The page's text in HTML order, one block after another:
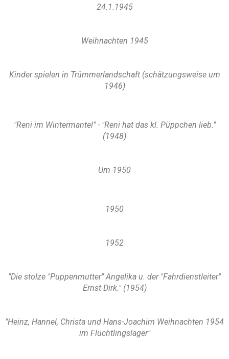
24.1.1945
Weihnachten 1945
Kinder spielen in Trümmerlandschaft (schätzungsweise um
1946)
"Reni im Wintermantel" - "Reni hat das kl. Püppchen lieb."
(1948)
Um 1950
1950
1952
"Die stolze "Puppenmutter" Angelika u. der "Fahrdienstleiter"
Ernst-Dirk." (1954)
"Heinz, Hannel, Christa und Hans-Joachim Weihnachten 1954
im Flüchtlingslager"